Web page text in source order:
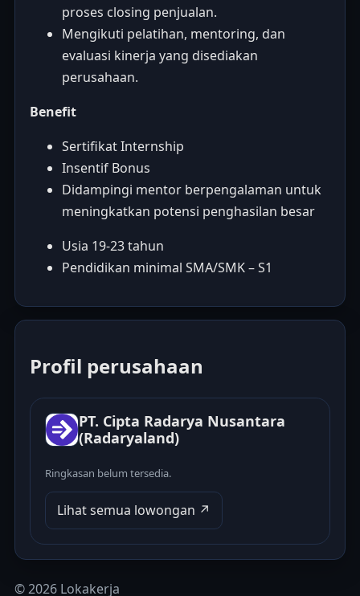
proses closing penjualan.
Mengikuti pelatihan, mentoring, dan
evaluasi kinerja yang disediakan
perusahaan.
Benefit
Sertifikat Internship
Insentif Bonus
Didampingi mentor berpengalaman untuk
meningkatkan potensi penghasilan besar
Usia 19-23 tahun
Pendidikan minimal SMA/SMK – S1
Profil perusahaan
PT. Cipta Radarya Nusantara
(Radaryaland)
Ringkasan belum tersedia.
Lihat semua lowongan ↗
© 2026 Lokakerja